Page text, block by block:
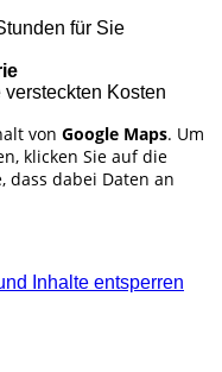
für Sie
versteckten Kosten
von Google Maps. Um
klicken Sie auf die
dass dabei Daten an
Inhalte entsperren